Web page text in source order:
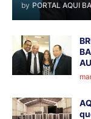
by PORTAL AQUI